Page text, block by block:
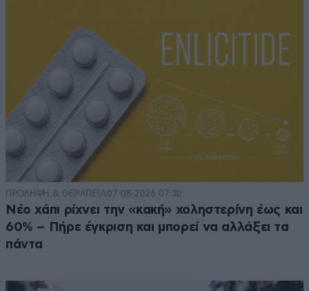
ΠΡΟΛΗΨΗ & ΘΕΡΑΠΕΙΑ07·08·2026 07:30
Νέο χάπι ρίχνει την «κακή» χοληστερίνη έως και
60% – Πήρε έγκριση και μπορεί να αλλάξει τα
πάντα